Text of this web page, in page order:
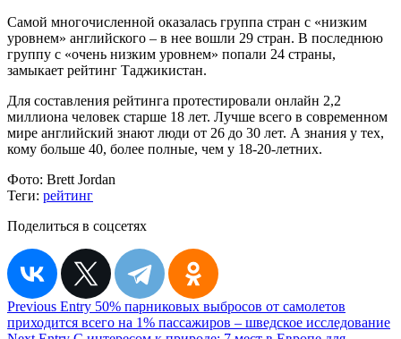
Самой многочисленной оказалась группа стран с «низким
уровнем» английского – в нее вошли 29 стран. В последнюю
группу с «очень низким уровнем» попали 24 страны,
замыкает рейтинг Таджикистан.
Для составления рейтинга протестировали онлайн 2,2
миллиона человек старше 18 лет. Лучше всего в современном
мире английский знают люди от 26 до 30 лет. А знания у тех,
кому больше 40, более полные, чем у 18-20-летних.
Фото: Brett Jordan
Теги: рейтинг
Поделиться в соцсетях
Навигация
по
Previous Entry 50% парниковых выбросов от самолетов
приходится всего на 1% пассажиров – шведское исследование